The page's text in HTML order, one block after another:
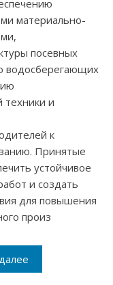
материально-
посевных
водосберегающих
техники и
к
Принятые
устойчивое
и создать
для повышения
произ